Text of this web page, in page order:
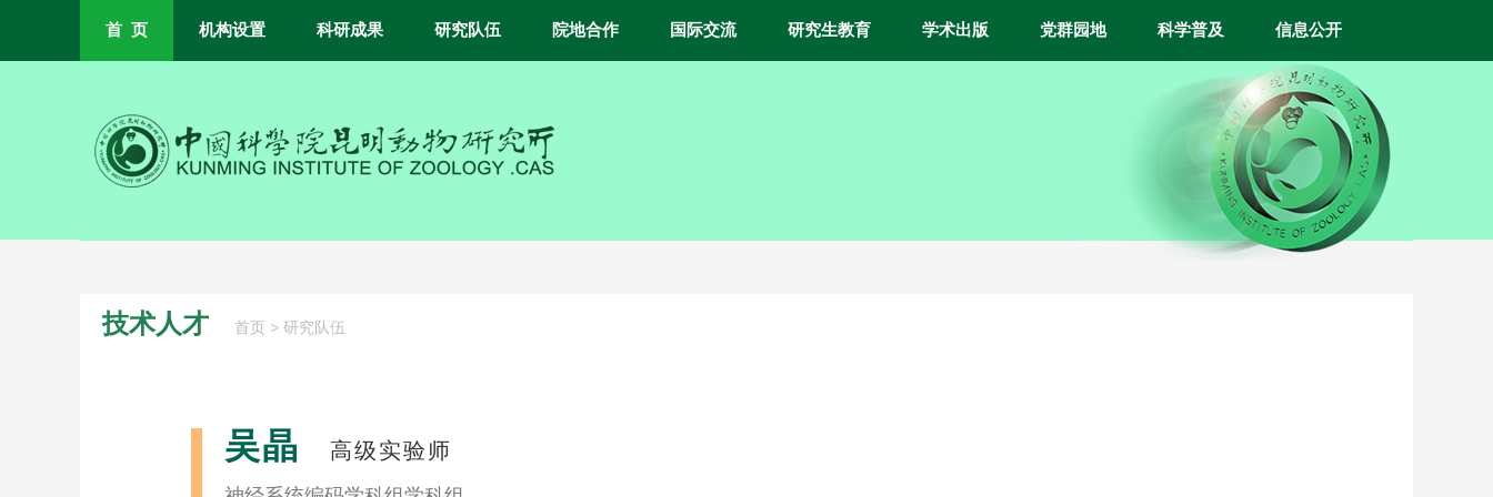
首 页 机构设置 科研成果 研究队伍 院地合作 国际交流 研究生教育 学术出版 党群园地 科学普及 信息公开
技术人才 首页 > 研究队伍
吴晶 高级实验师